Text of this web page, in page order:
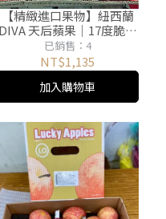
【精緻進口果物】紐西蘭
DIVA 天后蘋果｜17度脆甜
爆汁｜20顆入
已銷售：4
NT$1,135
加入購物車